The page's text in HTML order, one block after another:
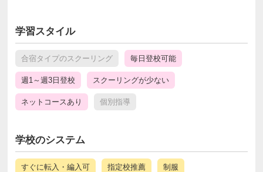
学習スタイル
合宿タイプのスクーリング 毎日登校可能
週1～週3日登校 スクーリングが少ない
ネットコースあり 個別指導
学校のシステム
すぐに転入・編入可 指定校推薦 制服